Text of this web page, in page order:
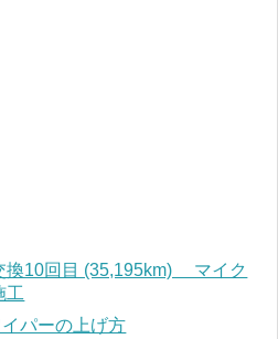
換10回目 (35,195km) マイク
工
パーの上げ方